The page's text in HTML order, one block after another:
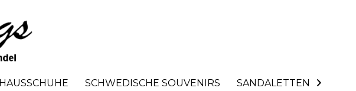
HAUSSCHUHE SCHWEDISCHE SOUVENIRS SANDALETTEN 